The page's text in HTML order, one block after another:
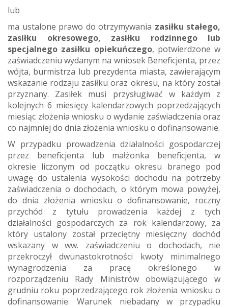
lub
ma ustalone prawo do otrzymywania zasiłku stałego,
zasiłku okresowego, zasiłku rodzinnego lub
specjalnego zasiłku opiekuńczego, potwierdzone w
zaświadczeniu wydanym na wniosek Beneficjenta, przez
wójta, burmistrza lub prezydenta miasta, zawierającym
wskazanie rodzaju zasiłku oraz okresu, na który został
przyznany. Zasiłek musi przysługiwać w każdym z
kolejnych 6 miesięcy kalendarzowych poprzedzających
miesiąc złożenia wniosku o wydanie zaświadczenia oraz
co najmniej do dnia złożenia wniosku o dofinansowanie.
W przypadku prowadzenia działalności gospodarczej
przez beneficjenta lub małżonka beneficjenta, w
okresie liczonym od początku okresu branego pod
uwagę do ustalenia wysokości dochodu na potrzeby
zaświadczenia o dochodach, o którym mowa powyżej,
do dnia złożenia wniosku o dofinansowanie, roczny
przychód z tytułu prowadzenia każdej z tych
działalności gospodarczych za rok kalendarzowy, za
który ustalony został przeciętny miesięczny dochód
wskazany w ww. zaświadczeniu o dochodach, nie
przekroczył dwunastokrotności kwoty minimalnego
wynagrodzenia za pracę określonego w
rozporządzeniu Rady Ministrów obowiązującego w
grudniu roku poprzedzającego rok złożenia wniosku o
dofinansowanie. Warunek niebadany w przypadku